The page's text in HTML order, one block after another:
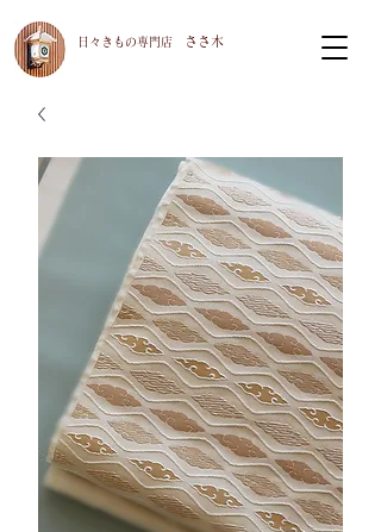
​日々きもの専門店 ささ木